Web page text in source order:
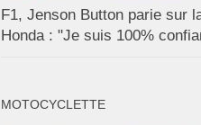
F1, Jenson Button parie sur
Honda : "Je suis 100%
MOTOCYCLETTE